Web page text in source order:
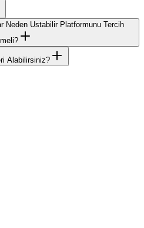
Neden Ustabilir Platformunu Tercih
Alabilirsiniz?